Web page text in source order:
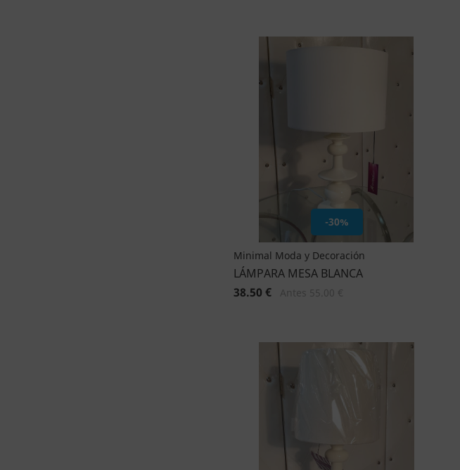
-30%
Minimal Moda y Decoración
LÁMPARA MESA BLANCA
38.50 €